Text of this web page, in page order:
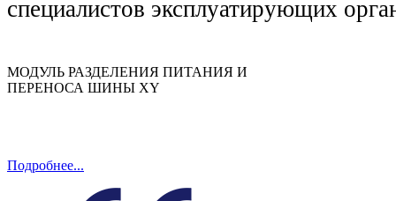
специалистов эксплуатирующих
МОДУЛЬ РАЗДЕЛЕНИЯ ПИТАНИЯ И
ПЕРЕНОСА ШИНЫ XY
Подробнее...